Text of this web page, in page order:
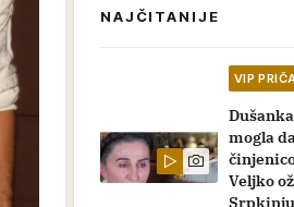
NAJČITANIJE
VIP
mogla
Veljko